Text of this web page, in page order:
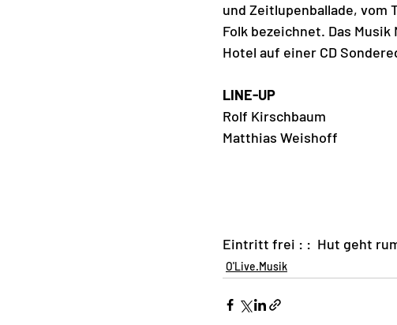
und Zeitlupenballade,
Folk bezeichnet. Das
Hotel auf einer CD
LINE-UP
Rolf Kirschbaum
Matthias Weishoff
Eintritt frei : :  Hut geht
O'Live.Musik